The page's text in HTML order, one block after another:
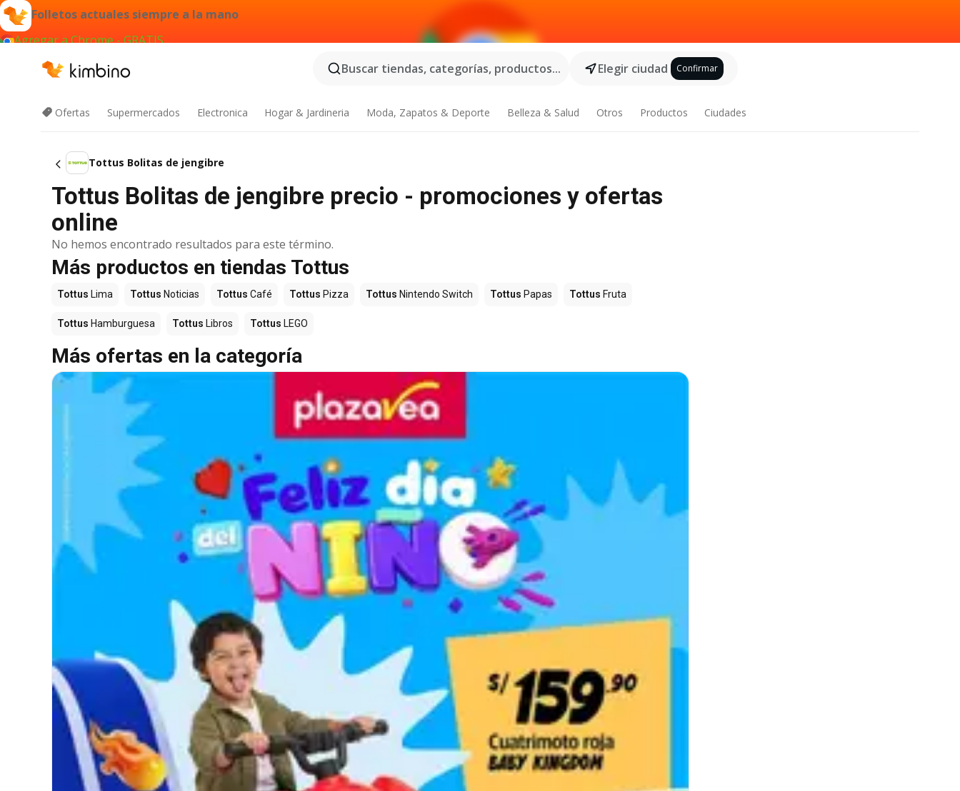
Folletos actuales siempre a la mano
Agregar a Chrome - GRATIS
Buscar tiendas, categorías, productos...
Elegir ciudad Confirmar
Ofertas Supermercados Electronica Hogar & Jardineria Moda, Zapatos & Deporte Belleza & Salud Otros Productos Ciudades
Tottus Bolitas de jengibre
Tottus Bolitas de jengibre precio - promociones y ofertas
online
No hemos encontrado resultados para este término.
Más productos en tiendas Tottus
Tottus Lima Tottus Noticias Tottus Café Tottus Pizza Tottus Nintendo Switch Tottus Papas Tottus Fruta
Tottus Hamburguesa Tottus Libros Tottus LEGO
Más ofertas en la categoría